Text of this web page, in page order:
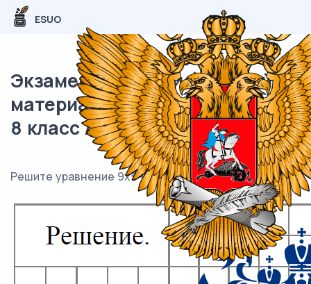
ESUO
Экзаменационный (типовой)
материал ВПР / Математика /
8 класс / 13 задание (25) / 08
Решите уравнение 9x2+ 6x + 1 = (2x − 3)2.